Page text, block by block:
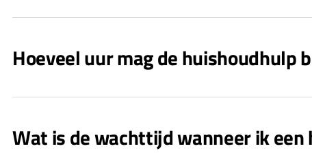
Hoeveel uur mag de huishoudhulp
Wat is de wachttijd wanneer ik